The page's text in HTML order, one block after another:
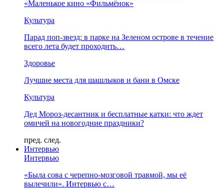
«Маленькое кино «Фильмёнок»
Культура
Парад поп-звезд: в парке на Зеленом острове в течение
всего лета будет проходить…
Здоровье
Лучшие места для шашлыков и бани в Омске
Культура
Дед Мороз-десантник и бесплатные катки: что ждет
омичей на новогодние праздники?
пред. след.
Интервью
Интервью
«Была сова с черепно-мозговой травмой, мы её
вылечили». Интервью с…